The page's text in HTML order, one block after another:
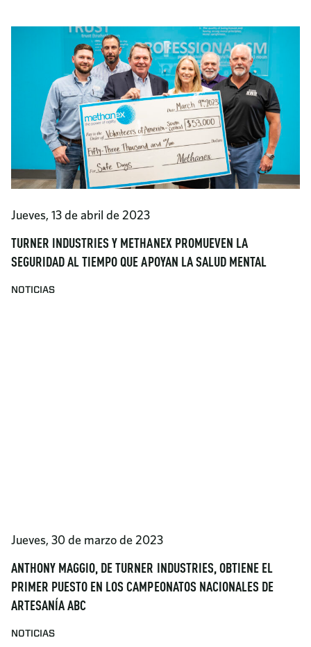
Jueves, 13 de abril de 2023
TURNER INDUSTRIES Y METHANEX PROMUEVEN LA
SEGURIDAD AL TIEMPO QUE APOYAN LA SALUD MENTAL
NOTICIAS
Jueves, 30 de marzo de 2023
ANTHONY MAGGIO, DE TURNER INDUSTRIES, OBTIENE EL
PRIMER PUESTO EN LOS CAMPEONATOS NACIONALES DE
ARTESANÍA ABC
NOTICIAS